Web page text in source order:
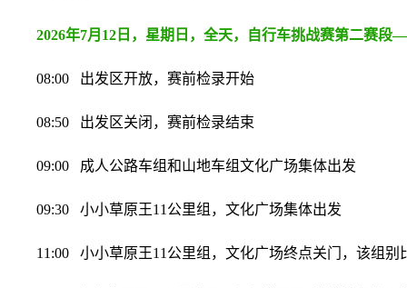
2026年7月12日，星期日，全天，自行车挑战赛第二赛
08:00 出发区开放，赛前检录开始
08:50 出发区关闭，赛前检录结束
09:00 成人公路车组和山地车组文化广场集体出发
09:30 小小草原王11公里组，文化广场集体出发
11:00 小小草原王11公里组， 文化广场终点关门，该组别